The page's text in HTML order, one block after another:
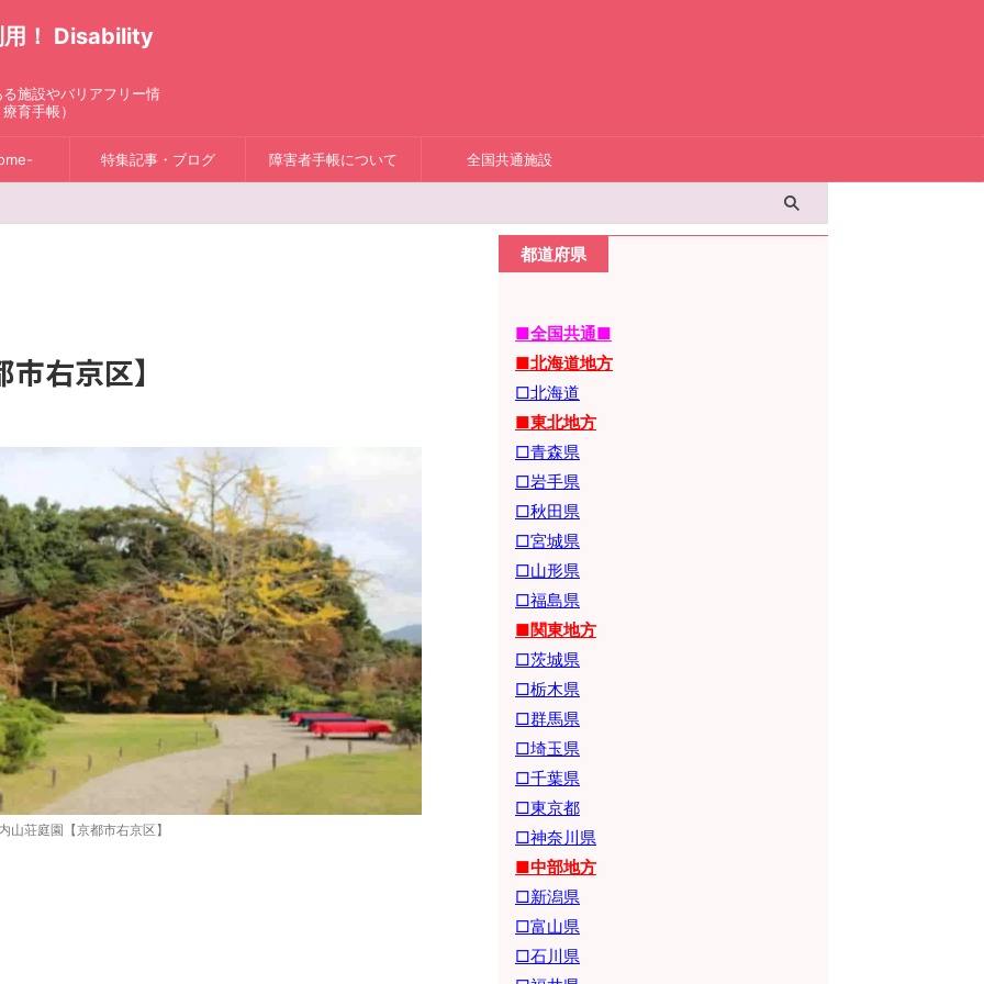
用！ Disability
施設やバリアフリー情
育手帳）
特集記事・ブログ 障害者手帳について 全国共通施設
右京区】
山荘庭園【京都市右京区】
都道府県
■全国共通■
■北海道地方
□北海道
■東北地方
□青森県
□岩手県
□秋田県
□宮城県
□山形県
□福島県
■関東地方
□茨城県
□栃木県
□群馬県
□埼玉県
□千葉県
□東京都
□神奈川県
■中部地方
□新潟県
□富山県
□石川県